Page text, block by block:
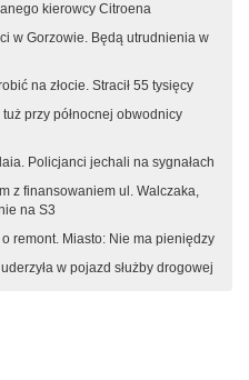
kierowcy Citroena
w Gorzowie. Będą utrudnienia w
na złocie. Stracił 55 tysięcy
przy północnej obwodnicy
Policjanci jechali na sygnałach
z finansowaniem ul. Walczaka,
na S3
remont. Miasto: Nie ma pieniędzy
w pojazd służby drogowej